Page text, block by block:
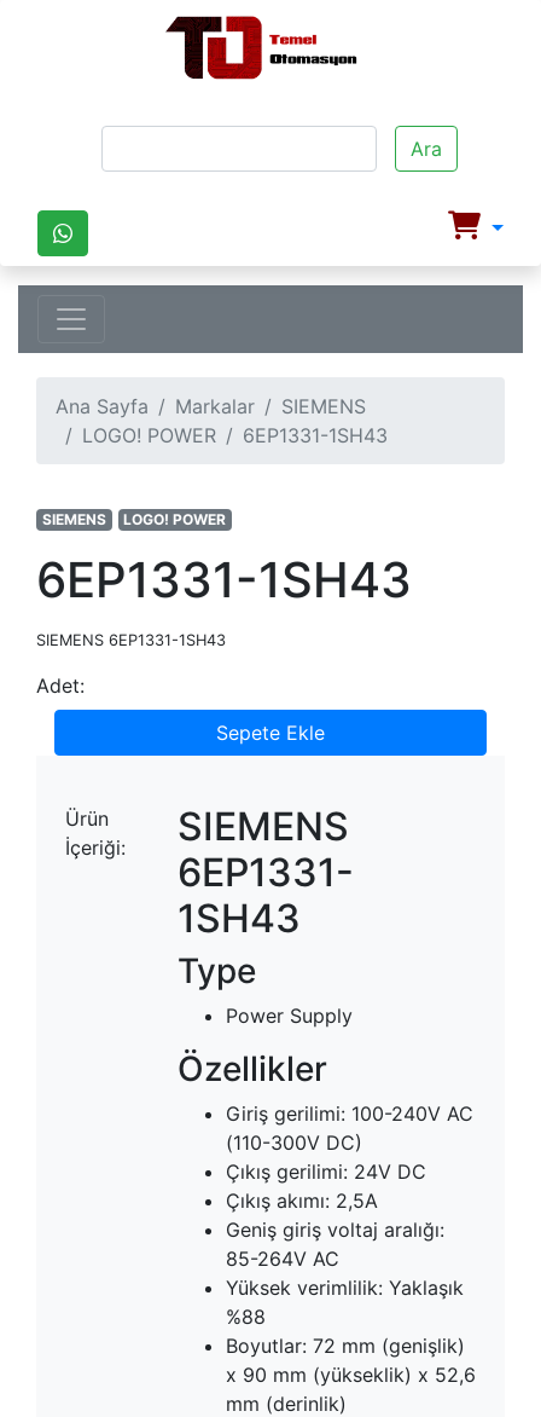
Ara
Ana Sayfa Markalar
SIEMENS
LOGO! POWER
6EP1331-1SH43
SIEMENS LOGO! POWER
6EP1331-1SH43
SIEMENS 6EP1331-1SH43
Adet:
Sepete Ekle
Ürün
İçeriği:
SIEMENS
6EP1331-
1SH43
Type
Power Supply
Özellikler
Giriş gerilimi: 100-240V AC
(110-300V DC)
Çıkış gerilimi: 24V DC
Çıkış akımı: 2,5A
Geniş giriş voltaj aralığı:
85-264V AC
Yüksek verimlilik: Yaklaşık
%88
Boyutlar: 72 mm (genişlik)
x 90 mm (yükseklik) x 52,6
mm (derinlik)